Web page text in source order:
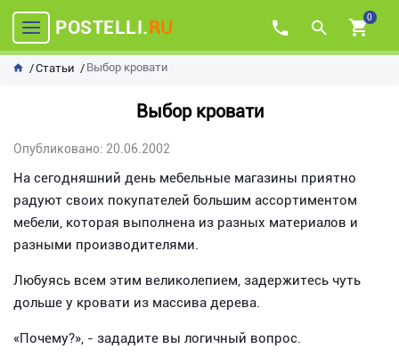
POSTELLI.RU 0
Статьи Выбор кровати
Выбор кровати
Опубликовано: 20.06.2002
На сегодняшний день мебельные магазины приятно
радуют своих покупателей большим ассортиментом
мебели, которая выполнена из разных материалов и
разными производителями.
Любуясь всем этим великолепием, задержитесь чуть
дольше у кровати из массива дерева.
«Почему?», - зададите вы логичный вопрос.